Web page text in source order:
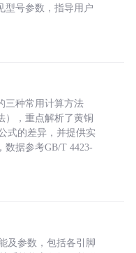
型号参数，指导用户
三种常用计算方法
），重点解析了黄铜
式的差异，并提供实
数据参考GB/T 4423-
及参数，包括各引脚